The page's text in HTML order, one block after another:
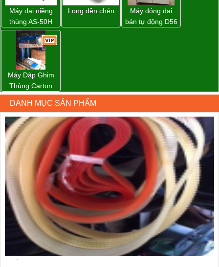
Máy đai niềng
thùng AS-50H
Wellpack
Long đền chén
Máy đóng đai
bán tự động D56
Máy Dập Ghim
Thùng Carton
Wp-1200 Chính
Hãng Đài Loan
DANH MỤC SẢN PHẨM